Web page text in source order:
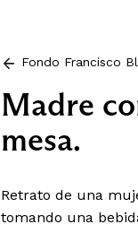
Fondo Francisco
Madre
mesa.
Retrato de una
tomando una